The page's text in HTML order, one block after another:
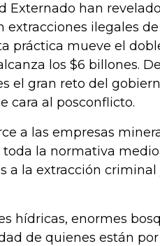
Externado han
ilegales
práctica mueve el
los $6 billones.
el gran reto del
cara al posconflicto.
a las empresas
la normativa
a la extracción criminal
hídricas, enormes
de quienes están por